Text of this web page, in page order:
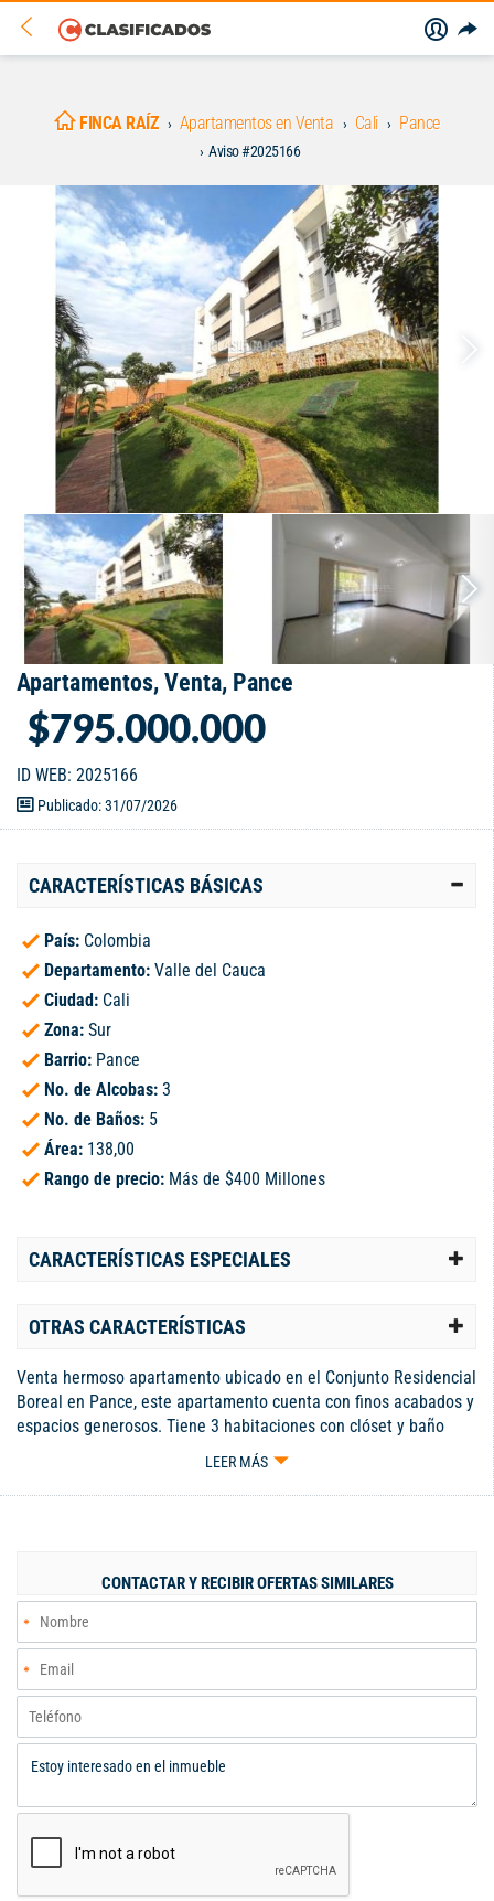
FINCA RAÍZ Apartamentos en Venta Cali Pance
Aviso #2025166
Apartamentos, Venta, Pance
$795.000.000
ID WEB: 2025166
Publicado: 31/07/2026
CARACTERÍSTICAS BÁSICAS
País: Colombia
Departamento: Valle del Cauca
Ciudad: Cali
Zona: Sur
Barrio: Pance
No. de Alcobas: 3
No. de Baños: 5
Área: 138,00
Rango de precio: Más de $400 Millones
CARACTERÍSTICAS ESPECIALES
OTRAS CARACTERÍSTICAS
Venta hermoso apartamento ubicado en el Conjunto Residencial
Boreal en Pance, este apartamento cuenta con finos acabados y
espacios generosos. Tiene 3 habitaciones con clóset y baño
privado, principal con vestier, sala-comedor que conecta con un
americano, zona de ropas, estudio, alcoba de servicio con baño.
cuenta con amplias zonas verdes, excelente áreas sociales que
incluye piscina de adultos y de niños, jacuzzi, sauna, salón
social, gimnasio equipado y zona infantil, también cuenta con
vigilancia y portería las 24 horas en un ambiente seguro y
tranquilo. Disfruta de la comodidad de tener todo en un solo
lugar con la seguridad que ofrece un conjunto cerrado. Cerca de
Universidad San Buenaventura, ICESI, Centro Comercial Pance
122. No pierdas la oportunidad de vivir en el exclusivo sector de
Pance en Cali.
LEER MÁS
CONTACTAR Y RECIBIR OFERTAS SIMILARES